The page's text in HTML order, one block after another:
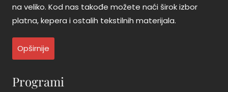
na veliko. Kod nas takođe možete naći širok izbor
platna, kepera i ostalih tekstilnih materijala.
Opširnije
Programi